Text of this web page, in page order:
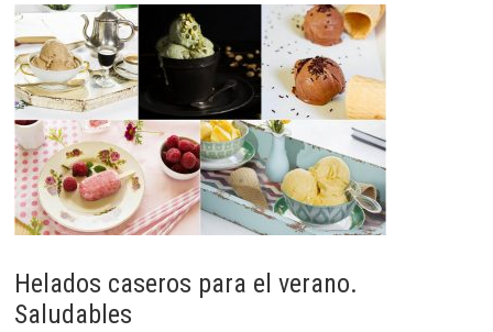
Helados caseros para el verano.
Saludables